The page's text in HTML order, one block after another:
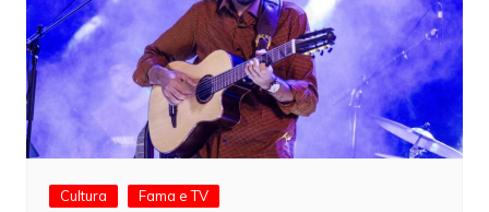
Cultura Fama e TV